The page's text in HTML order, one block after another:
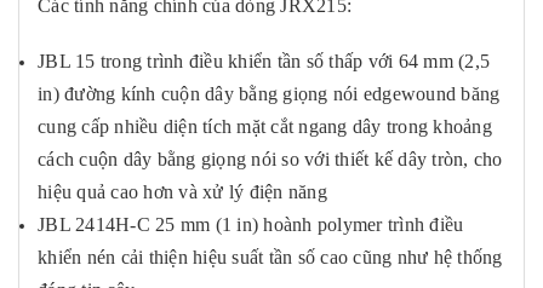
Các tính năng chính của dòng JRX215:
JBL 15 trong trình điều khiển tần số thấp với 64 mm (2,5
in) đường kính cuộn dây bằng giọng nói edgewound băng
cung cấp nhiều diện tích mặt cắt ngang dây trong khoảng
cách cuộn dây bằng giọng nói so với thiết kế dây tròn, cho
hiệu quả cao hơn và xử lý điện năng
JBL 2414H-C 25 mm (1 in) hoành polymer trình điều
khiển nén cải thiện hiệu suất tần số cao cũng như hệ thống